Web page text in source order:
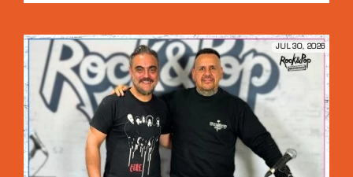
JUL 30, 2026